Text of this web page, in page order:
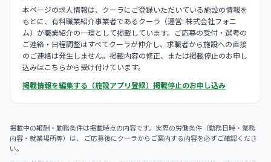
本ページの求人情報は、クーラにご登録いただいている施設の情報を
もとに、有料職業紹介事業者であるクーラ（運営: 株式会社フォニ
ム）が職業紹介の一環として掲載しています。ご応募の受付・選考の
ご連絡・日程調整はすべてクーラが仲介し、求職者から施設への直接
のご連絡は発生しません。掲載内容の修正、または掲載停止のお申し
込みはこちらから受け付けています。
掲載情報を編集する（施設アプリ登録） 掲載停止のお申し込み
掲載中の報酬・勤務条件は掲載時点の内容です。実際の労働条件（勤務日時・業務
内容・就業場所等）は、 ご応募後にクーラからご案内する内容を必ずご確認くださ
い。